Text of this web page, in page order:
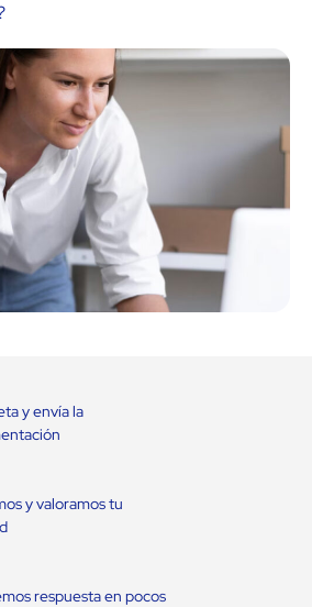
y envía la
y valoramos tu
respuesta en pocos